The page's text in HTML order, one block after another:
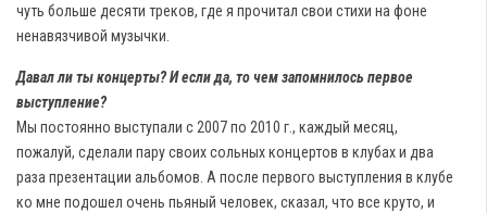
чуть больше десяти треков, где я прочитал свои стихи на фоне
ненавязчивой музычки.
Давал ли ты концерты? И если да, то чем запомнилось первое
выступление?
Мы постоянно выступали с 2007 по 2010 г., каждый месяц,
пожалуй, сделали пару своих сольных концертов в клубах и два
раза презентации альбомов. А после первого выступления в клубе
ко мне подошел очень пьяный человек, сказал, что все круто, и